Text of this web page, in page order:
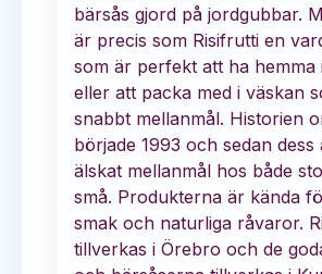
bärsås gjord på jordgubbar.
är precis som Risifrutti en
som är perfekt att ha hemma
eller att packa med i väskan
snabbt mellanmål. Historien
började 1993 och sedan dess
älskat mellanmål hos både
små. Produkterna är kända
smak och naturliga råvaror.
tillverkas i Örebro och de